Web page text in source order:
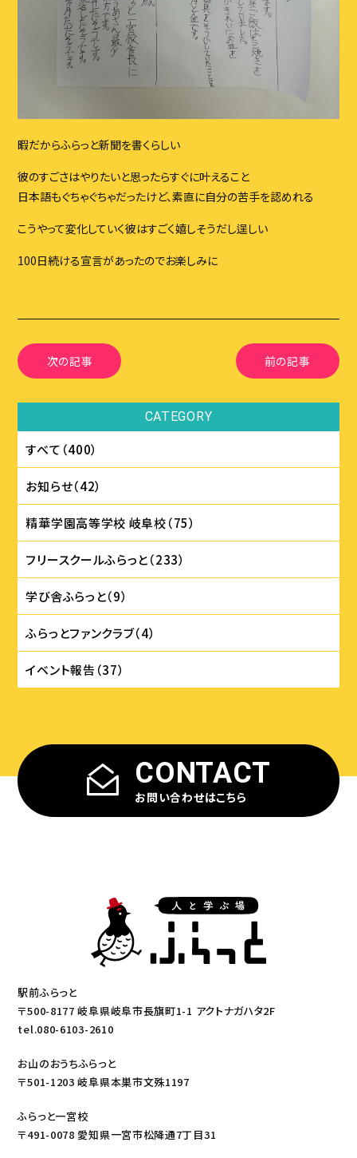
暇だからふらっと新聞を書くらしい
彼のすごさはやりたいと思ったらすぐに叶えること
日本語もぐちゃぐちゃだったけど、素直に自分の苦手を認めれる
こうやって変化していく彼はすごく嬉しそうだし逞しい
100日続ける宣言があったのでお楽しみに
次の記事 前の記事
CATEGORY
すべて（400）
お知らせ（42）
精華学園⾼等学校 岐⾩校（75）
フリースクールふらっと（233）
学び舎ふらっと（9）
ふらっとファンクラブ（4）
イベント報告（37）
CONTACT
お問い合わせはこちら
駅前ふらっと
〒500-8177 岐阜県岐阜市長旗町1-1 アクトナガハタ2F
tel.080-6103-2610
お山のおうちふらっと
〒501-1203 岐阜県本巣市文殊1197
ふらっと一宮校
〒491-0078 愛知県一宮市松降通7丁目31